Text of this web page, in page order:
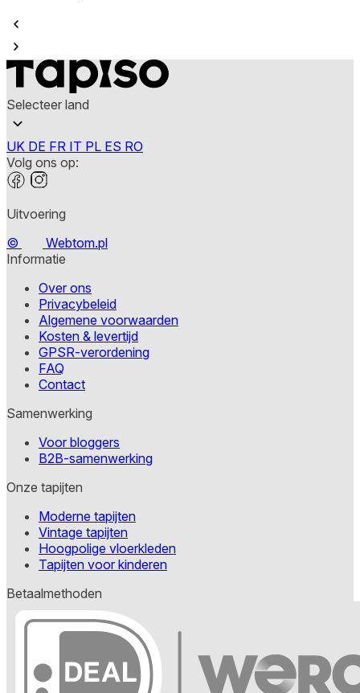
Selecteer land
UK DE FR IT PL ES RO
Volg ons op:
Uitvoering
©
Webtom.pl
Informatie
Over ons
Privacybeleid
Algemene voorwaarden
Kosten & levertijd
GPSR-verordening
FAQ
Contact
Samenwerking
Voor bloggers
B2B-samenwerking
Onze tapijten
Moderne tapijten
Vintage tapijten
Hoogpolige vloerkleden
Tapijten voor kinderen
Betaalmethoden